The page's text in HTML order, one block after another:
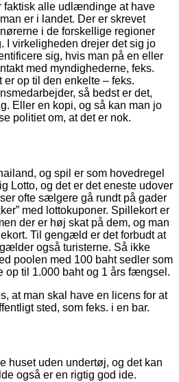
faktisk alle udlændinge at have
er i landet. Der er skrevet
i de forskellige regioner
I virkeligheden drejer det sig jo
sig, hvis man på en eller
med myndighederne, feks.
op til den enkelte – feks.
så bedst er det,
Eller en kopi, og så kan man jo
politiet om, at det er nok.
og spil er som hovedregel
Lotto, og det er det eneste udover
ofte sælgere gå rundt på gader
med lottokuponer. Spillekort er
der er høj skat på dem, og man
Til gengæld er det forbudt at
også turisterne. Så ikke
poolen med 100 baht sedler som
op til 1.000 baht og 1 års fængsel.
at man skal have en licens for at
sted, som feks. i en bar.
huset uden undertøj, og det kan
også er en rigtig god ide.